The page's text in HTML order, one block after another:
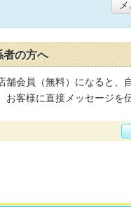
者の方へ
舗会員（無料）になると、
お客様に直接メッセージを